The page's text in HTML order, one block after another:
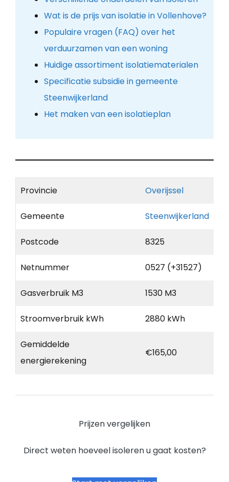
Wat is de prijs van isolatie in Vollenhove?
Populaire vragen (FAQ) over het
verduurzamen van een woning
Huidige assortiment isolatiematerialen
Specificatie subsidie in gemeente
Steenwijkerland
Het maken van een isolatieplan
Provincie Overijssel
Gemeente Steenwijkerland
Postcode 8325
Netnummer 0527 (+31527)
Gasverbruik M3 1530 M3
Stroomverbruik kWh 2880 kWh
Gemiddelde
energierekening
€165,00
Prijzen vergelijken
Direct weten hoeveel isoleren u gaat kosten?